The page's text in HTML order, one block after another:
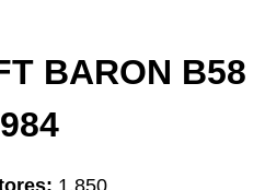
BARON B58
1.850